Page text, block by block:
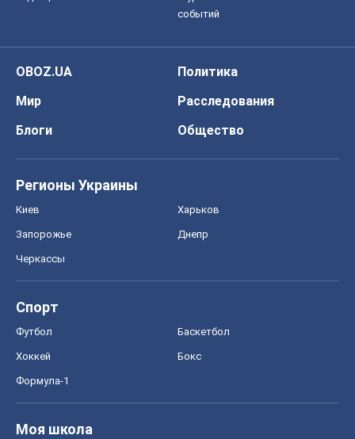
событий
OBOZ.UA
Политика
Мир
Расследования
Блоги
Общество
Регионы Украины
Киев Харьков
Запорожье Днепр
Черкассы
Спорт
Футбол Баскетбол
Хоккей Бокс
Формула-1
Моя школа